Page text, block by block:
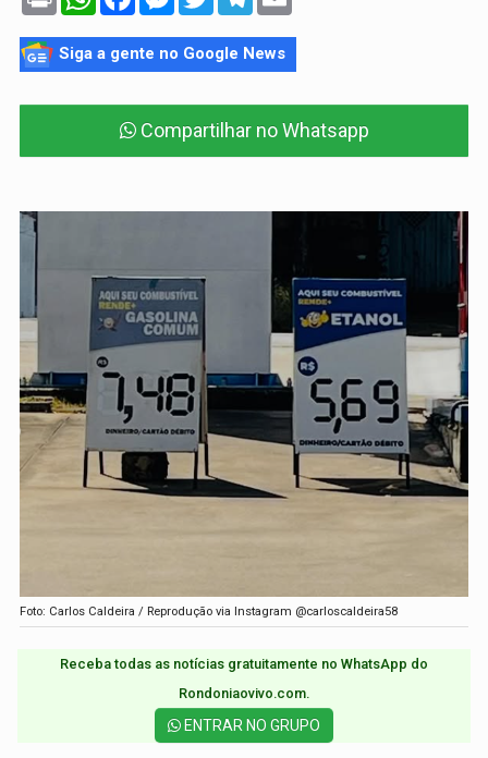
Siga a gente no Google News
Compartilhar no Whatsapp
Foto: Carlos Caldeira / Reprodução via Instagram @carloscaldeira58
Receba todas as notícias gratuitamente no WhatsApp do
Rondoniaovivo.com.​
ENTRAR NO GRUPO